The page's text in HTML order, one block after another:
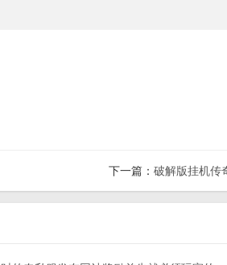
下一篇： 破解版挂机传